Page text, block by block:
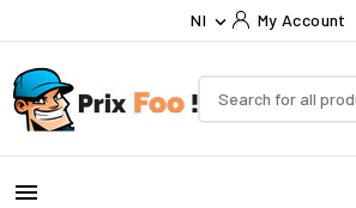
Nl  My Account
